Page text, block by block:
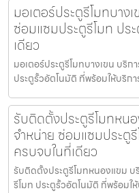
มอเตอร์ประตูรีโมทบาง
ซ่อมแซมประตูรีโมท ปร
เดียว
มอเตอร์ประตูรีโมทบางเขน บริ
ประตูรั้วอัตโนมัติ ที่พร้อมให้บริก
รับติดตั้งประตูรีโมทหน
จำหน่าย ซ่อมแซมประตู
ครบจบในที่เดียว
รับติดตั้งประตูรีโมทหนองแขม
รีโมท ประตูรั้วอัตโนมัติ ที่พร้อมใ